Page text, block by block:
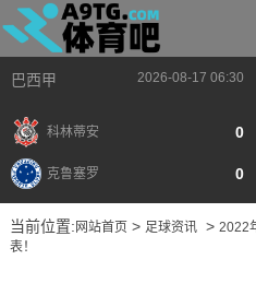
巴西甲 2026-08-17 06:30
科林蒂安 0
克鲁塞罗 0
当前位置: 网站首页> 足球资讯> 2022
表！